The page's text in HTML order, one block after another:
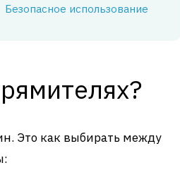
Безопасное использование
Это как выбирать между